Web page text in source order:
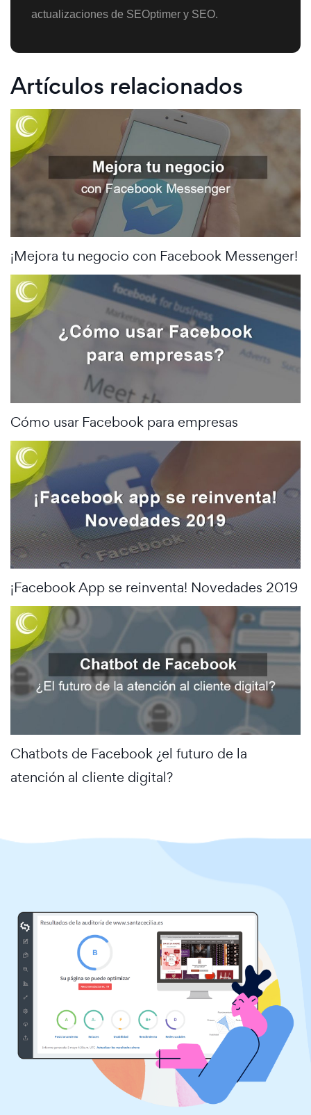
actualizaciones de SEOptimer y SEO.
Artículos relacionados
¡Mejora tu negocio con Facebook Messenger!
Cómo usar Facebook para empresas
¡Facebook App se reinventa! Novedades 2019
Chatbots de Facebook ¿el futuro de la
atención al cliente digital?